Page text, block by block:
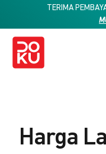
TERIMA
Harga